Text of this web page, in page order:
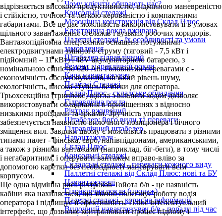
Чому клієнти обирають нас?
Консольні стелажі
Мезонінна конструкція від Склад Плюс
Електрична рокла вживана
Палетні стелажі - їх особливості та умови
замовлення
Штабелер гідравлічний
Ремонт гідравлічної рокли
Кара навантажувач
Палетні Стелажі
Склад Плюс - складське обладання
Гідравлічна рокла
Річтрак вживаний
Штабелер: його види та переваги
Гідравлічний штабелер
Навантажувач
Склад Плюс
Консольні стелажі
Складські стелажі - переваги кожного виду
Паллетні стелажі від Склад Плюс: нові та БУ
Навантажувачі
Гідравлічна рокла (продаж)
Палетні стелажі - корисна інформація
Вилочний навантажувач б/в - поради під час
відрізняється високою продуктивністю, відмінною маневреністю
і стійкістю, точною та легкою керованістю і компактними
габаритами. Все це дає можливість використовувати її в умовах
щільного завантаження стелажів і вузьких робочих коридорів.
Вантажопідйомна спецтехніка оснащена потужними
електродвигунами змінного струму (тяговий - 7,5 кВт і
підйомний – 11 кВт) і 48V акумуляторною батареєю, з
номінальною ємністю 620 Ah. Головними перевагами є -
економічність обслуговування, низький рівень шуму,
екологічність, висока ступінь безпеки для оператора.
Трьохсекційна (триплекс) щогла з вільним ходом дозволяє
використовувати обладнання в приміщеннях з відносно
низькими проїздами та арками. Зручність управління
забезпечується наявністю вилочного позиціонера і бічного
зміщення вил. Завдяки цьому є можливість працювати з різними
типами палет - фінська, євро, напівпіддонами, американськими,
а також з різними вантажами (наприклад, біг-беги), в тому числі
і негабаритним, і оперувати вантажем вправо-вліво за
допомогою каретки без необхідності маневрувати всім
корпусом.
Ще одна відмінна риса річтраков Тойота б/в - це наявність
кабіни яка нахиляється, що значно полегшує роботу водія
оператора і підвищує її ефективність. Плюс інтелектуальний
інтерфейс, що дозволяє контролювати процес підйому і